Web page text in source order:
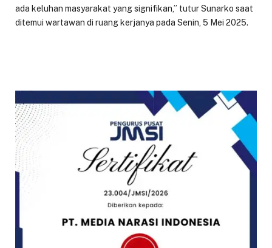
ada keluhan masyarakat yang signifikan,” tutur Sunarko saat
ditemui wartawan di ruang kerjanya pada Senin, 5 Mei 2025.